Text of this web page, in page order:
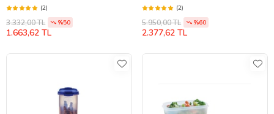
(2)
3.332,00 TL %50
1.663,62 TL
(2)
5.950,00 TL %60
2.377,62 TL